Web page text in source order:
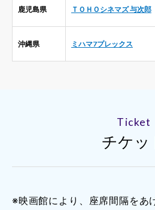
鹿児島県 ＴＯＨＯシネマズ 与次郎
沖縄県 ミハマ7プレックス
Ticket
チケッ
※映画館により、座席間隔をあ